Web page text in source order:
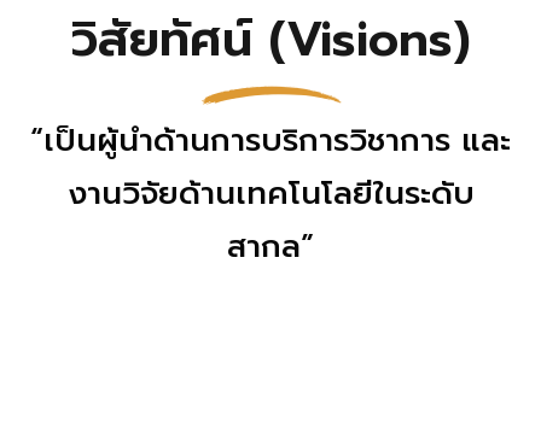
วิสัยทัศน์ (Visions)
“เป็นผู้นำด้านการบริการวิชาการ และ
งานวิจัยด้านเทคโนโลยีในระดับ
สากล”